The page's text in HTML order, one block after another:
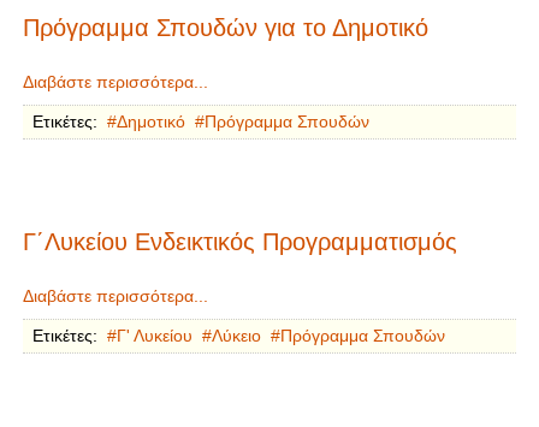
Πρόγραμμα Σπουδών για το Δημοτικό
Διαβάστε περισσότερα...
Ετικέτες: Δημοτικό Πρόγραμμα Σπουδών
Γ΄Λυκείου Ενδεικτικός Προγραμματισμός
Διαβάστε περισσότερα...
Ετικέτες: Γ' Λυκείου Λύκειο Πρόγραμμα Σπουδών